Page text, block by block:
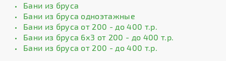
Бани из бруса
Бани из бруса одноэтажные
Бани из бруса от 200 - до 400 т.р.
Бани из бруса 6х3 от 200 - до 400 т.р.
Бани из бруса от 200 - до 400 т.р.